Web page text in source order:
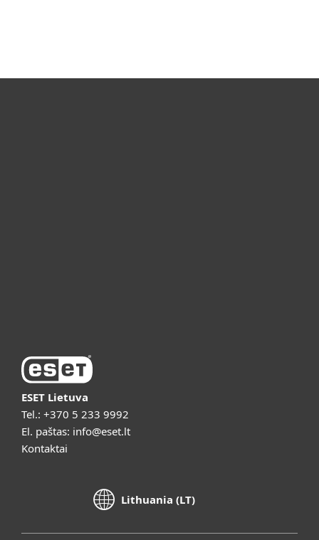
ESET Lietuva
Tel.: +370 5 233 9992
El. paštas: info@eset.lt
Kontaktai
Lithuania (LT)